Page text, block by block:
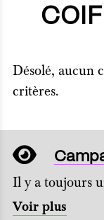
Désolé, aucun
critères.
Il y a toujours
Voir plus